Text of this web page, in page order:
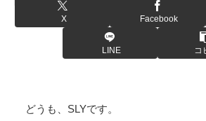
X Facebook
LINE コ
どうも、SLYです。